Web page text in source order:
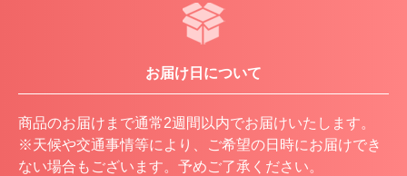
お届け日について
商品のお届けまで通常2週間以内でお届けいたします。
※天候や交通事情等により、ご希望の日時にお届けでき
ない場合もございます。予めご了承ください。